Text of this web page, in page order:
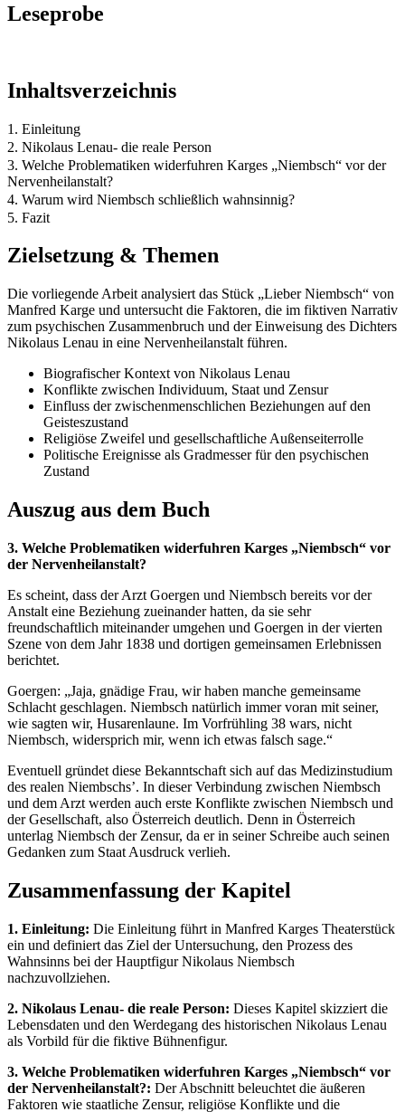
Leseprobe
Inhaltsverzeichnis
1. Einleitung
2. Nikolaus Lenau- die reale Person
3. Welche Problematiken widerfuhren Karges „Niembsch“ vor der
Nervenheilanstalt?
4. Warum wird Niembsch schließlich wahnsinnig?
5. Fazit
Zielsetzung & Themen
Die vorliegende Arbeit analysiert das Stück „Lieber Niembsch“ von
Manfred Karge und untersucht die Faktoren, die im fiktiven Narrativ
zum psychischen Zusammenbruch und der Einweisung des Dichters
Nikolaus Lenau in eine Nervenheilanstalt führen.
Biografischer Kontext von Nikolaus Lenau
Konflikte zwischen Individuum, Staat und Zensur
Einfluss der zwischenmenschlichen Beziehungen auf den
Geisteszustand
Religiöse Zweifel und gesellschaftliche Außenseiterrolle
Politische Ereignisse als Gradmesser für den psychischen
Zustand
Auszug aus dem Buch
3. Welche Problematiken widerfuhren Karges „Niembsch“ vor
der Nervenheilanstalt?
Es scheint, dass der Arzt Goergen und Niembsch bereits vor der
Anstalt eine Beziehung zueinander hatten, da sie sehr
freundschaftlich miteinander umgehen und Goergen in der vierten
Szene von dem Jahr 1838 und dortigen gemeinsamen Erlebnissen
berichtet.
Goergen: „Jaja, gnädige Frau, wir haben manche gemeinsame
Schlacht geschlagen. Niembsch natürlich immer voran mit seiner,
wie sagten wir, Husarenlaune. Im Vorfrühling 38 wars, nicht
Niembsch, widersprich mir, wenn ich etwas falsch sage.“
Eventuell gründet diese Bekanntschaft sich auf das Medizinstudium
des realen Niembschs’. In dieser Verbindung zwischen Niembsch
und dem Arzt werden auch erste Konflikte zwischen Niembsch und
der Gesellschaft, also Österreich deutlich. Denn in Österreich
unterlag Niembsch der Zensur, da er in seiner Schreibe auch seinen
Gedanken zum Staat Ausdruck verlieh.
Zusammenfassung der Kapitel
1. Einleitung: Die Einleitung führt in Manfred Karges Theaterstück
ein und definiert das Ziel der Untersuchung, den Prozess des
Wahnsinns bei der Hauptfigur Nikolaus Niembsch
nachzuvollziehen.
2. Nikolaus Lenau- die reale Person: Dieses Kapitel skizziert die
Lebensdaten und den Werdegang des historischen Nikolaus Lenau
als Vorbild für die fiktive Bühnenfigur.
3. Welche Problematiken widerfuhren Karges „Niembsch“ vor
der Nervenheilanstalt?: Der Abschnitt beleuchtet die äußeren
Faktoren wie staatliche Zensur, religiöse Konflikte und die